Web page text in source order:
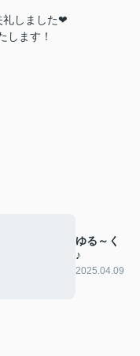
礼しました❤
します！
ゆる～く
♪
2025.04.09